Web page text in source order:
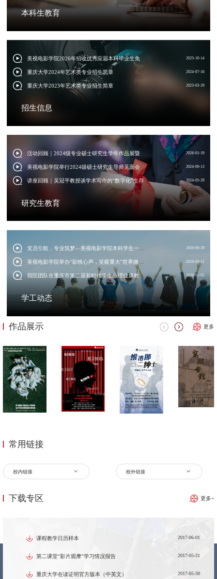
本科生教育
美视电影学院2026年招收优秀应届本科毕业生免试攻读研究生的补充通知 2025-10-14
重庆大学2024年艺术类专业招生简章 2024-07-16
重庆大学2023年艺术类专业招生简章 2023-03-29
招生信息
活动回顾｜2024级专业硕士研究生学年作品展暨荣誉加冕活动顺利举办 2026-01-19
美视电影学院举行2024级硕士研究生导师见面会 2024-09-13
讲座回顾｜吴冠平教授谈学术写作的“数字化”生存 2024-05-29
研究生教育
党员引航，专业筑梦—美视电影学院本科学生一支部举办“学长学姐说专业分流”交流座谈会 2026-06-29
2026-05-11
我院团队在重庆市第二届新时代学生心理健康教育情景剧活动中斩获高校组特等奖 2026-05-01
学工动态
作品展示 更多
常用链接
校内链接 校外链接
下载专区 更多+
课程教学日历样本 2017-06-01
第二课堂“影片观摩“学习情况报告 2017-05-31
重庆大学在读证明官方版本（中英文） 2017-05-30